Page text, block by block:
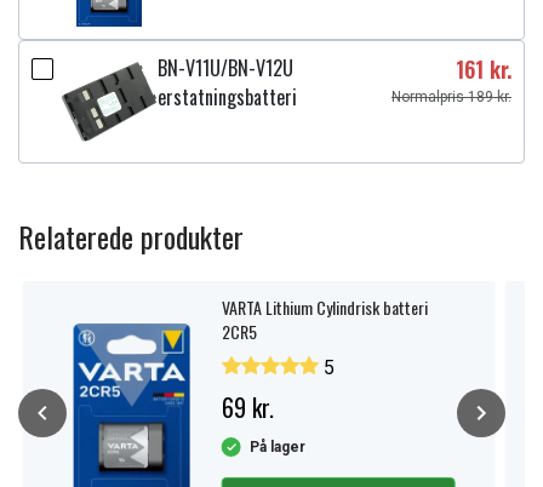
BN-V11U/BN-V12U
erstatningsbatteri
161 kr.
Normalpris 189 kr.
Relaterede produkter
VARTA Lithium Cylindrisk batteri
2CR5
5
69 kr.
På lager